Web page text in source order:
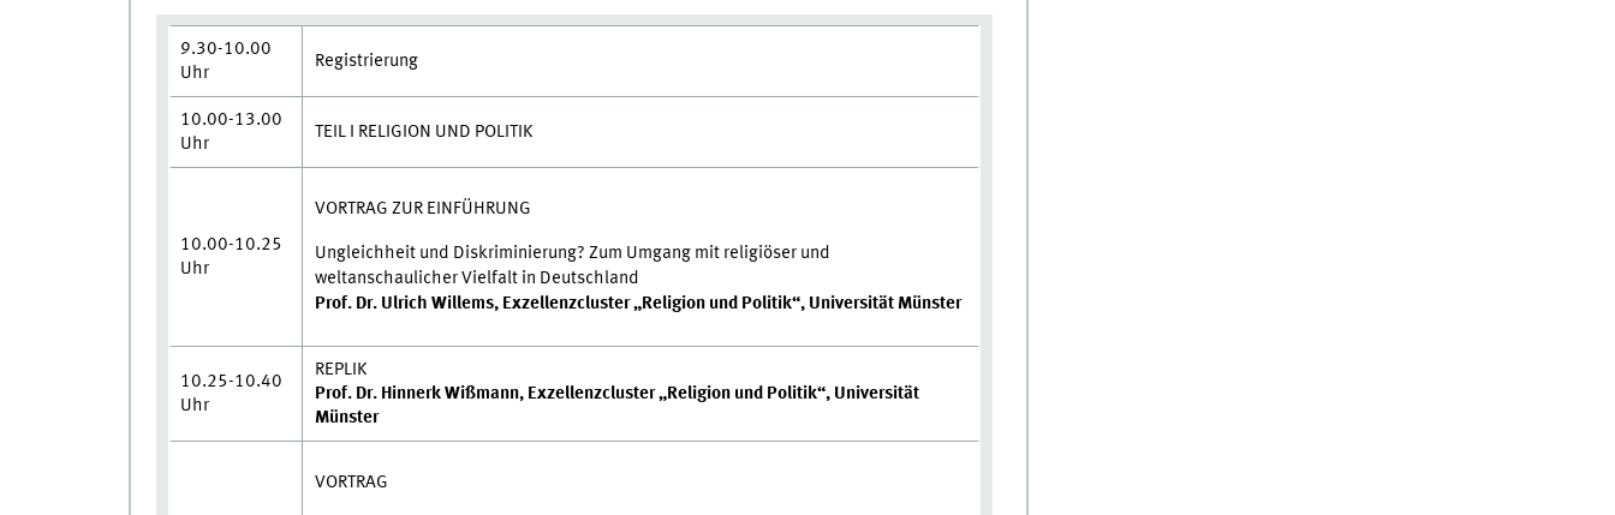
9.30-10.00
Uhr
Registrierung
10.00-13.00
Uhr
TEIL I RELIGION UND POLITIK
10.00-10.25
Uhr
VORTRAG ZUR EINFÜHRUNG
Ungleichheit und Diskriminierung? Zum Umgang mit religiöser und
weltanschaulicher Vielfalt in Deutschland
Prof. Dr. Ulrich Willems, Exzellenzcluster „Religion und Politik“, Universität Münster
10.25-10.40
Uhr
REPLIK
Prof. Dr. Hinnerk Wißmann, Exzellenzcluster „Religion und Politik“, Universität
Münster
VORTRAG